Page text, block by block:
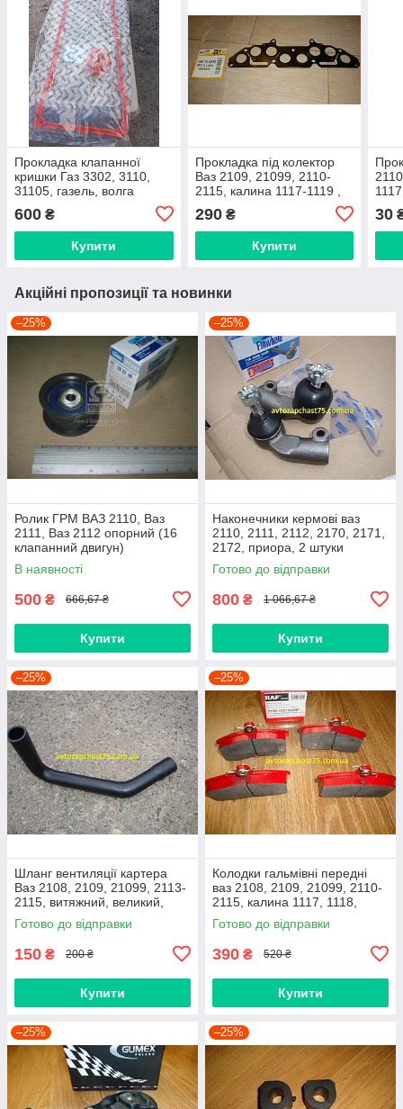
Прокладка клапанної
кришки Газ 3302, 3110,
31105, газель, волга
силікон) повний комплект
600 ₴
Купити
Прокладка під колектор
Ваз 2109, 21099, 2110-
2115, калина 1117-1119 ,
інжектор (металева, 4
слої) Ina-For
290₴
Купити
30
Акційні пропозиції та новинки
–25%
Ролик ГРМ ВАЗ 2110, Ваз
2111, Ваз 2112 опорний (16
клапанний двигун)
В наявності
500 ₴ 666,67 ₴
Купити
–25%
Наконечники кермові ваз
2110, 2111, 2112, 2170, 2171,
2172, приора, 2 штуки
(виробник Finwhale,
Німеччина)
Готово до відправки
800 ₴ 1 066,67 ₴
Купити
–25%
Шланг вентиляції картера
Ваз 2108, 2109, 21099, 2113-
2115, витяжний, великий,
нижній
Готово до відправки
150 ₴ 200 ₴
Купити
–25%
Колодки гальмівні передні
ваз 2108, 2109, 21099, 2110-
2115, калина 1117, 1118,
1119, приора 2170 (Raf,
Латвія)
Готово до відправки
390 ₴ 520 ₴
Купити
–25% –25%